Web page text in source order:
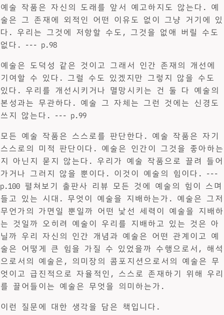
예술 작품은 자신의 도래를 앞서 예고하지도 않는다. 예
술은 그 존재에 외적인 어떤 이유도 없이 그냥 거기에 있
다. 우리는 그것에 저항할 수도, 그것을 없애 버릴 수도
없다. --- p.98
예술은 도덕성 같은 것이고 그래서 인간 존재의 개선에
기여할 수 있다. 그럴 수도 있겠지만 그렇지 않을 수도
있다. 우리를 개선시키거나 멸망시키는 건 둘 다 예술의
본성과는 무관하다. 예술 그 자체는 그런 것에는 신경도
쓰지 않는다. --- p.99
모든 예술 작품은 스스로를 판단한다. 예술 작품은 자기
스스로의 미적 판단이다. 예술은 인간이 그것을 좋아하는
지 아닌지 묻지 않는다. 우리가 예술 작품으로 끌려 들어
가거나 그러지 않을 뿐이다. 이것이 예술의 힘이다. ---
p.100 펼쳐보기 출판사 리뷰 모든 것에 예술의 힘이 스며
들고 있는 시대. 무엇이 예술을 지배하는가. 예술은 그저
무언가의 가면일 뿐일까 어떤 낯선 세력이 예술을 지배하
는 것일까 오히려 예술이 우리를 지배하고 있는 것은 아
닐까 우리 자신의 인간 개념과 예술은 어떤 관계이고 예
술은 어떻게 큰 힘을 가질 수 있었을까 수행으로서, 해석
으로서의 예술은, 의미장의 콤포지션으로서의 예술은 무
엇이고 급진적으로 자율적인, 스스로 존재하기 위해 우리
를 끌어들이는 예술은 무엇을 의미하는가.
이런 질문에 대한 생각을 담은 책입니다.